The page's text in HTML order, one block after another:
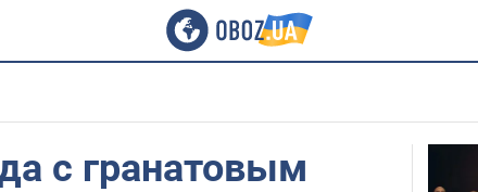
с гранатовым